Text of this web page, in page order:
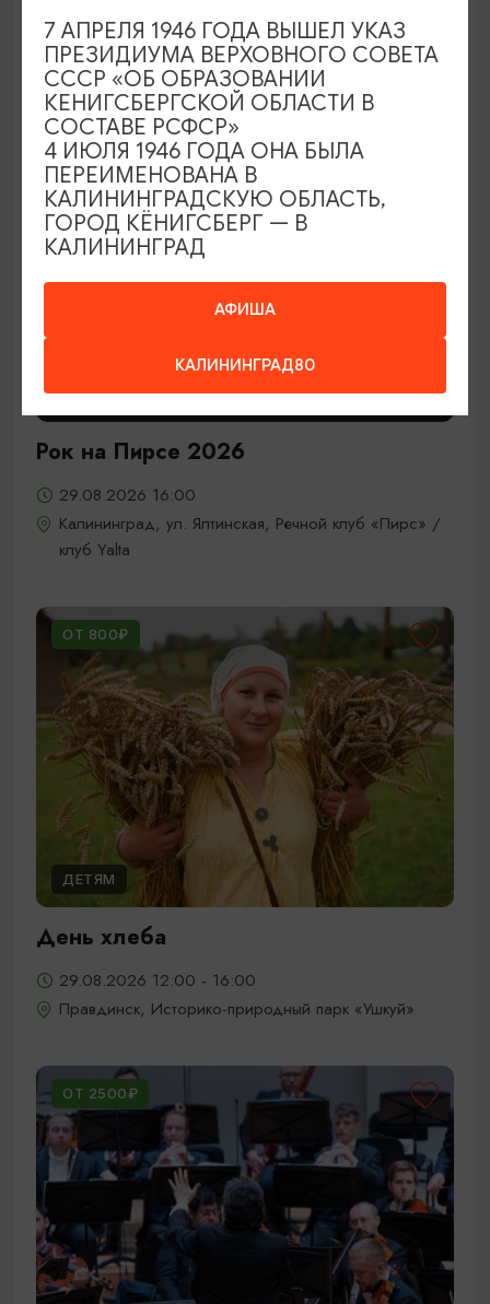
29.08.2026 12:00
Калининград, Центральный парк культуры и отдыха
ОТ 2400₽
КОНЦЕРТЫ
Рок на Пирсе 2026
29.08.2026 16:00
Калининград, ул. Ялтинская, Речной клуб «Пирс» /
клуб Yalta
ОТ 800₽
ДЕТЯМ
День хлеба
29.08.2026 12:00 - 16:00
Правдинск, Историко-природный парк «Ушкуй»
ОТ 2500₽
АФИША
КАЛИНИНГРАД80
7 АПРЕЛЯ 1946 ГОДА ВЫШЕЛ УКАЗ
ПРЕЗИДИУМА ВЕРХОВНОГО СОВЕТА
СССР «ОБ ОБРАЗОВАНИИ
КЕНИГСБЕРГСКОЙ ОБЛАСТИ В
СОСТАВЕ РСФСР»
4 ИЮЛЯ 1946 ГОДА ОНА БЫЛА
ПЕРЕИМЕНОВАНА В
КАЛИНИНГРАДСКУЮ ОБЛАСТЬ,
ГОРОД КЁНИГСБЕРГ — В
КАЛИНИНГРАД